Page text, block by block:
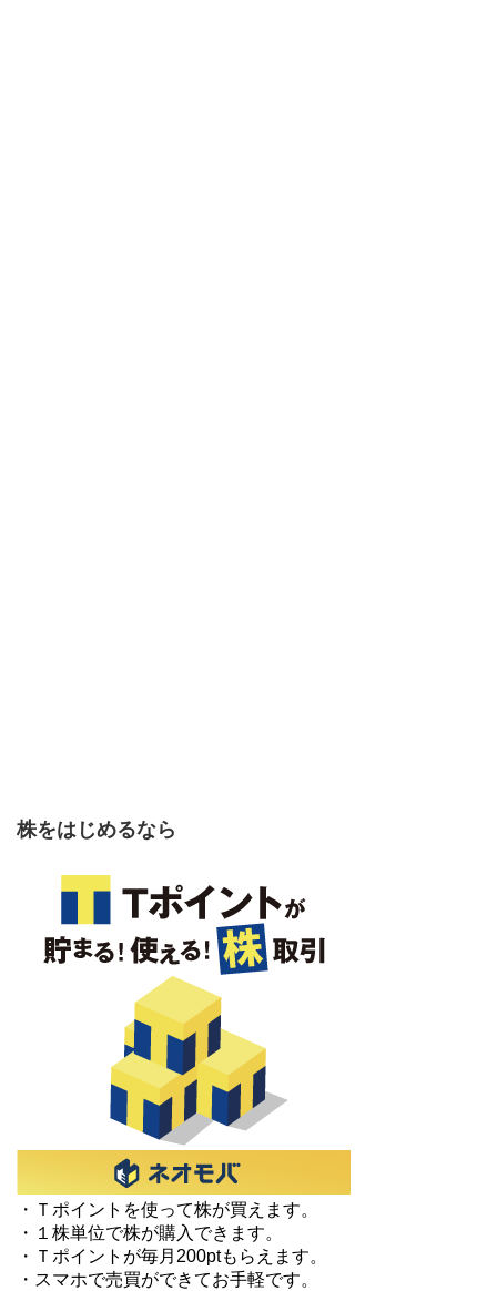
株をはじめるなら
・Ｔポイントを使って株が買えます。
・１株単位で株が購入できます。
・Ｔポイントが毎月200ptもらえます。
・スマホで売買ができてお手軽です。